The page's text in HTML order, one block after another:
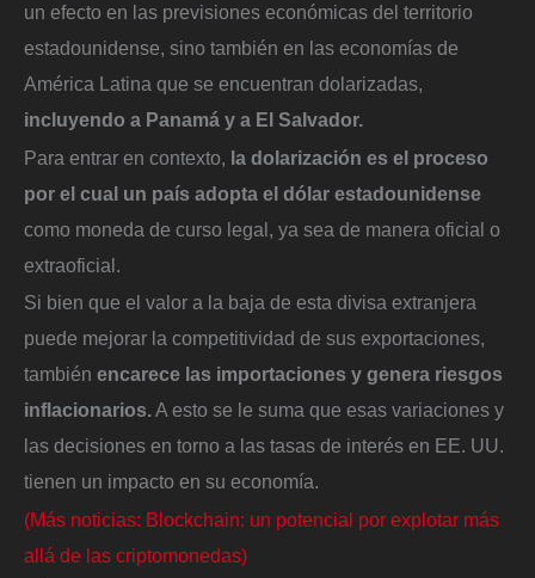
un efecto en las previsiones económicas del territorio
estadounidense, sino también en las economías de
América Latina que se encuentran dolarizadas,
incluyendo a Panamá y a El Salvador.
Para entrar en contexto, la dolarización es el proceso
por el cual un país adopta el dólar estadounidense
como moneda de curso legal, ya sea de manera oficial o
extraoficial.
Si bien que el valor a la baja de esta divisa extranjera
puede mejorar la competitividad de sus exportaciones,
también encarece las importaciones y genera riesgos
inflacionarios.A esto se le suma que esas variaciones y
las decisiones en torno a las tasas de interés en EE. UU.
tienen un impacto en su economía.
(Más noticias: Blockchain: un potencial por explotar más
allá de las criptomonedas)